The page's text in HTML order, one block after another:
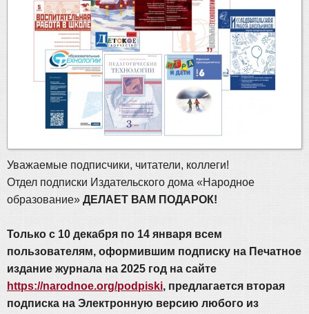
Уважаемые подписчики, читатели, коллеги!
Отдел подписки Издательского дома «Народное
образование» ДЕЛАЕТ ВАМ ПОДАРОК!
Только с 10 декабря по 14 января всем
пользователям, оформившим подписку на Печатное
издание журнала на 2025 год на сайте
https://narodnoe.org/podpiski, предлагается вторая
подписка на Электронную версию любого из